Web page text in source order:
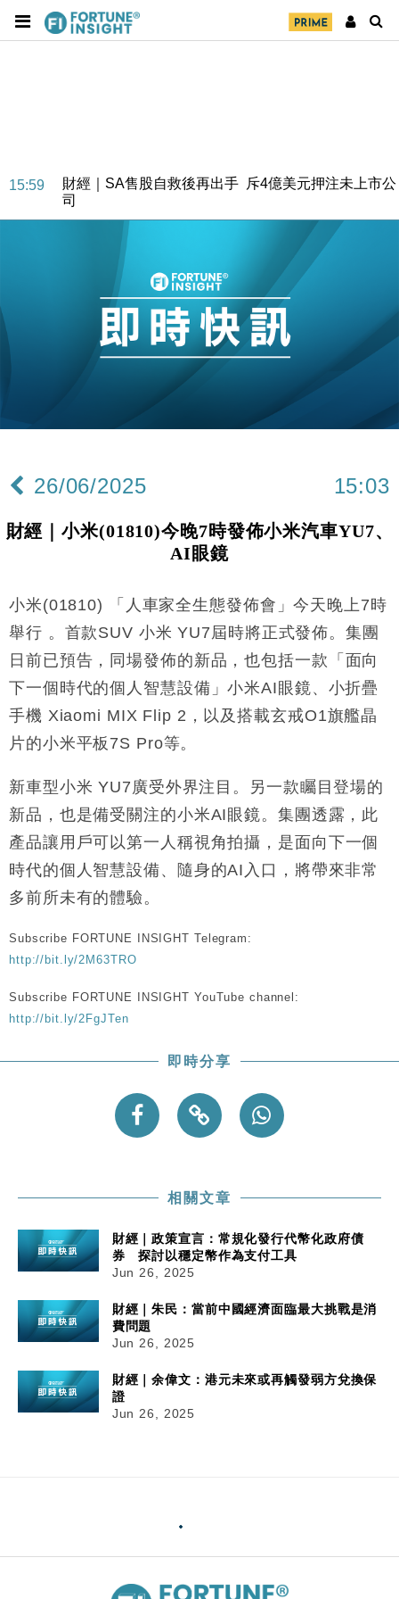
15:59
財經｜SA售股自救後再出手 斥4億美元押注未上市公
司
財經｜精星香港夥菜鳥拓全球智慧倉儲市場 加快海外
地產｜大酒店中期轉賺2300萬元 斥21億翻新香港及
國際｜特朗普赴洛杉磯高球場活動前 男子攜槍彈被捕
12:30
財經｜香港7月PMI回落至51 企業擴張放慢兼縮減人
財經｜黑石傳再籌逾360億美元 支援Anthropic租用
18:15
本地｜新世界K11 9月升級會員制度 增鉑金卡級別鎖
17:40
財經｜本港6月零售額連升14個月 珠寶鐘錶銷售升勢
50%
15:59
財經｜SA售股自救後再出手 斥4億美元押注未上市公
市場落地
14:50
地產｜大酒店中期轉賺2300萬元 斥21億翻新香港及
東京半島
12:30
財經｜香港7月PMI回落至51 企業擴張放慢兼縮減人
手
11:40
財經｜黑石傳再籌逾360億美元 支援Anthropic租用
Google晶片
10:57
財經｜美商務部擬擴大金屬關稅範圍 14類產品或加徵
18:15
本地｜新世界K11 9月升級會員制度 增鉑金卡級別鎖
定高消費客群
最強
26/06/2025 15:03
財經｜小米(01810)今晚7時發佈小米汽車YU7、
AI眼鏡
小米(01810) 「人車家全生態發佈會」今天晚上7時
舉行 。首款SUV 小米 YU7屆時將正式發佈。集團
日前已預告，同場發佈的新品，也包括一款「面向
下一個時代的個人智慧設備」小米AI眼鏡、小折疊
手機 Xiaomi MIX Flip 2，以及搭載玄戒O1旗艦晶
片的小米平板7S Pro等。
新車型小米 YU7廣受外界注目。另一款矚目登場的
新品，也是備受關注的小米AI眼鏡。集團透露，此
產品讓用戶可以第一人稱視角拍攝，是面向下一個
時代的個人智慧設備、隨身的AI入口，將帶來非常
多前所未有的體驗。
Subscribe FORTUNE INSIGHT Telegram:
http://bit.ly/2M63TRO
Subscribe FORTUNE INSIGHT YouTube channel:
http://bit.ly/2FgJTen
即時分享
相關文章
財經｜政策宣言：常規化發行代幣化政府債
券 探討以穩定幣作為支付工具
Jun 26, 2025
財經｜朱民：當前中國經濟面臨最大挑戰是消
費問題
Jun 26, 2025
財經｜余偉文：港元未來或再觸發弱方兌換保
證
Jun 26, 2025
26/06/2025 14:23